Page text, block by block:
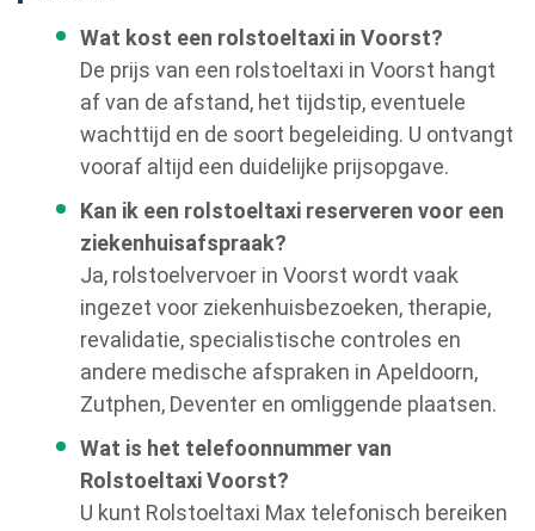
Wat kost een rolstoeltaxi in Voorst?
De prijs van een rolstoeltaxi in Voorst hangt
af van de afstand, het tijdstip, eventuele
wachttijd en de soort begeleiding. U ontvangt
vooraf altijd een duidelijke prijsopgave.
Kan ik een rolstoeltaxi reserveren voor een
ziekenhuisafspraak?
Ja, rolstoelvervoer in Voorst wordt vaak
ingezet voor ziekenhuisbezoeken, therapie,
revalidatie, specialistische controles en
andere medische afspraken in Apeldoorn,
Zutphen, Deventer en omliggende plaatsen.
Wat is het telefoonnummer van
Rolstoeltaxi Voorst?
U kunt Rolstoeltaxi Max telefonisch bereiken